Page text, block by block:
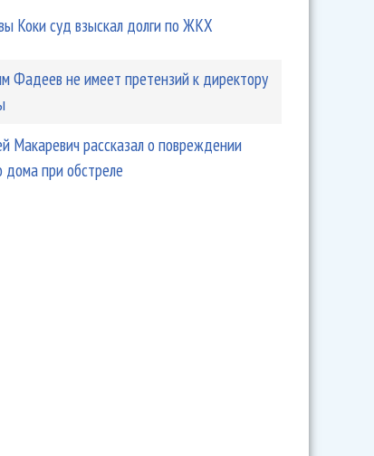
Коки суд взыскал долги по ЖКХ
Фадеев не имеет претензий к директору
Макаревич рассказал о повреждении
дома при обстреле